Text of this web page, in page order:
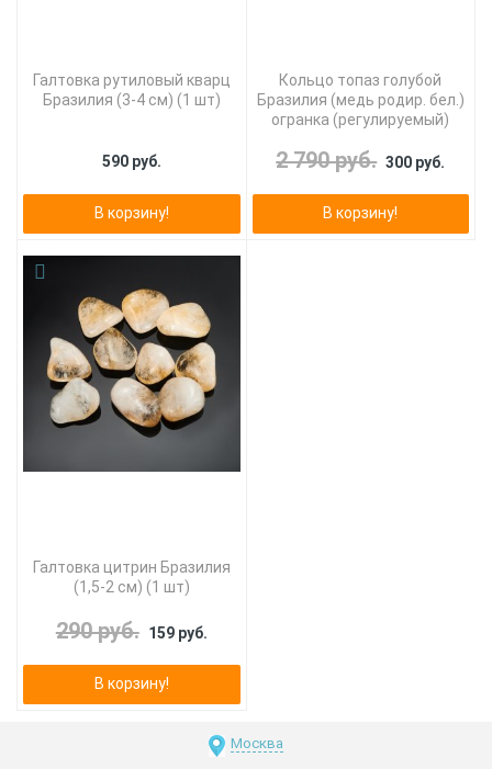
Галтовка рутиловый кварц
Бразилия (3-4 см) (1 шт)
590 руб.
В корзину!
Кольцо топаз голубой
Бразилия (медь родир. бел.)
огранка (регулируемый)
2 790 руб. 300 руб.
В корзину!
Галтовка цитрин Бразилия
(1,5-2 см) (1 шт)
290 руб. 159 руб.
В корзину!
Москва